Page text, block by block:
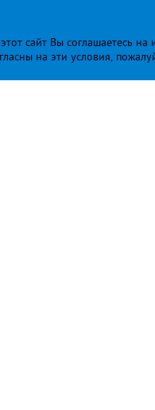
сайт Вы соглашаетесь
на эти условия,